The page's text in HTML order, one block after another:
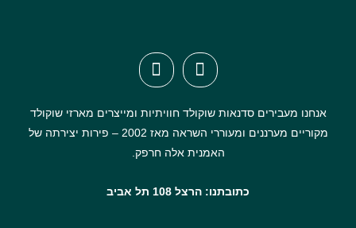
אנחנו מעבירים סדנאות שוקולד חוויתיות ומייצרים מארזי שוקולד
מקוריים מערננים ומעוררי השראה מאז 2002 – פירות יצירתה של
האמנית אלה חרפק.
כתובתנו: הרצל 108 תל אביב